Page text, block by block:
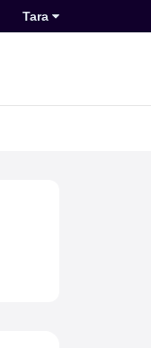
Tara